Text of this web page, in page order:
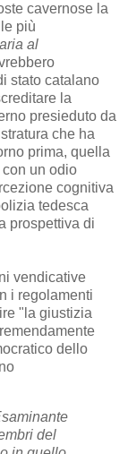
cavernose la
più
al
stato catalano
la
presieduto da
che ha
prima, quella
con un odio
cognitiva
tedesca
prospettiva di
vendicative
i regolamenti
"la giustizia
dello
del